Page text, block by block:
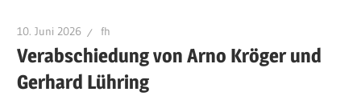
10. Juni 2026 fh
Verabschiedung von Arno Kröger und
Gerhard Lühring